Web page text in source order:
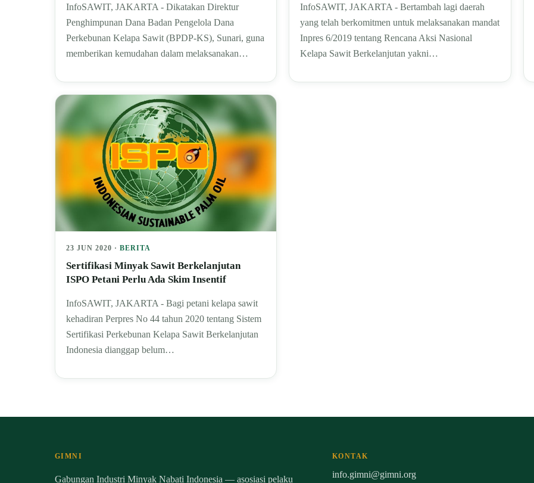
InfoSAWIT, JAKARTA - Dikatakan Direktur
Penghimpunan Dana Badan Pengelola Dana
Perkebunan Kelapa Sawit (BPDP-KS), Sunari, guna
memberikan kemudahan dalam melaksanakan…
InfoSAWIT, JAKARTA - Bertambah lagi daerah
yang telah berkomitmen untuk melaksanakan mandat
Inpres 6/2019 tentang Rencana Aksi Nasional
Kelapa Sawit Berkelanjutan yakni…
23 JUN 2020 · BERITA
Sertifikasi Minyak Sawit Berkelanjutan
ISPO Petani Perlu Ada Skim Insentif
InfoSAWIT, JAKARTA - Bagi petani kelapa sawit
kehadiran Perpres No 44 tahun 2020 tentang Sistem
Sertifikasi Perkebunan Kelapa Sawit Berkelanjutan
Indonesia dianggap belum…
GIMNI
Gabungan Industri Minyak Nabati Indonesia — asosiasi pelaku
KONTAK
info.gimni@gimni.org